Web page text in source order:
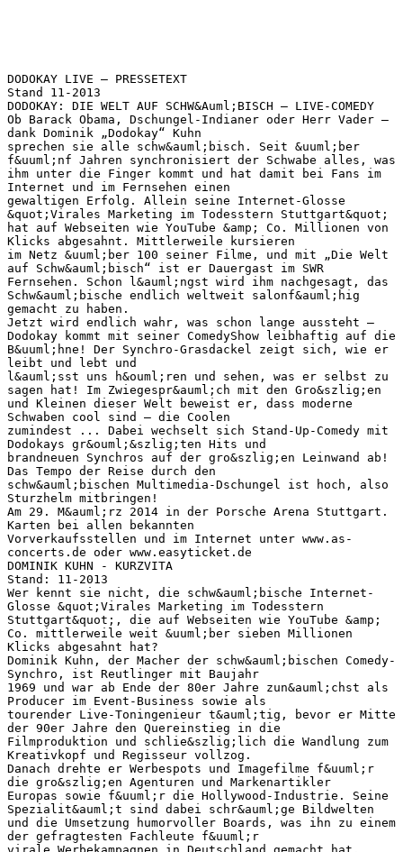
DODOKAY LIVE – PRESSETEXT
Stand 11-2013
DODOKAY: DIE WELT AUF SCHW&Auml;BISCH – LIVE-COMEDY
Ob Barack Obama, Dschungel-Indianer oder Herr Vader –
dank Dominik „Dodokay“ Kuhn
sprechen sie alle schw&auml;bisch. Seit &uuml;ber
f&uuml;nf Jahren synchronisiert der Schwabe alles, was
ihm unter die Finger kommt und hat damit bei Fans im
Internet und im Fernsehen einen
gewaltigen Erfolg. Allein seine Internet-Glosse
&quot;Virales Marketing im Todesstern Stuttgart&quot;
hat auf Webseiten wie YouTube &amp; Co. Millionen von
Klicks abgesahnt. Mittlerweile kursieren
im Netz &uuml;ber 100 seiner Filme, und mit „Die Welt
auf Schw&auml;bisch“ ist er Dauergast im SWR
Fernsehen. Schon l&auml;ngst wird ihm nachgesagt, das
Schw&auml;bische endlich weltweit salonf&auml;hig
gemacht zu haben.
Jetzt wird endlich wahr, was schon lange aussteht –
Dodokay kommt mit seiner ComedyShow leibhaftig auf die
B&uuml;hne! Der Synchro-Grasdackel zeigt sich, wie er
leibt und lebt und
l&auml;sst uns h&ouml;ren und sehen, was er selbst zu
sagen hat! Im Zwiegespr&auml;ch mit den Gro&szlig;en
und Kleinen dieser Welt beweist er, dass moderne
Schwaben cool sind – die Coolen
zumindest ... Dabei wechselt sich Stand-Up-Comedy mit
Dodokays gr&ouml;&szlig;ten Hits und
brandneuen Synchros auf der gro&szlig;en Leinwand ab!
Das Tempo der Reise durch den
schw&auml;bischen Multimedia-Dschungel ist hoch, also
Sturzhelm mitbringen!
Am 29. M&auml;rz 2014 in der Porsche Arena Stuttgart.
Karten bei allen bekannten
Vorverkaufsstellen und im Internet unter www.as-
concerts.de oder www.easyticket.de
DOMINIK KUHN - KURZVITA
Stand: 11-2013
Wer kennt sie nicht, die schw&auml;bische Internet-
Glosse &quot;Virales Marketing im Todesstern
Stuttgart&quot;, die auf Webseiten wie YouTube &amp;
Co. mittlerweile weit &uuml;ber sieben Millionen
Klicks abgesahnt hat?
Dominik Kuhn, der Macher der schw&auml;bischen Comedy-
Synchro, ist Reutlinger mit Baujahr
1969 und war ab Ende der 80er Jahre zun&auml;chst als
Producer im Event-Business sowie als
tourender Live-Toningenieur t&auml;tig, bevor er Mitte
der 90er Jahre den Quereinstieg in die
Filmproduktion und schlie&szlig;lich die Wandlung zum
Kreativkopf und Regisseur vollzog.
Danach drehte er Werbespots und Imagefilme f&uuml;r
die gro&szlig;en Agenturen und Markenartikler
Europas sowie f&uuml;r die Hollywood-Industrie. Seine
Spezialit&auml;t sind dabei schr&auml;ge Bildwelten
und die Umsetzung humorvoller Boards, was ihn zu einem
der gefragtesten Fachleute f&uuml;r